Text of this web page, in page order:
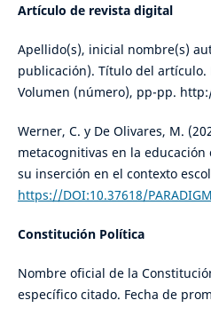
Artículo de revista digital
Apellido(s), inicial nombre(s)
publicación). Título del artículo.
Volumen (número), pp-pp.
Werner, C. y De Olivares, M.
metacognitivas en la
su inserción en el contexto
https://DOI:10.37618/
Constitución Política
Nombre oficial de la
específico citado. Fecha de